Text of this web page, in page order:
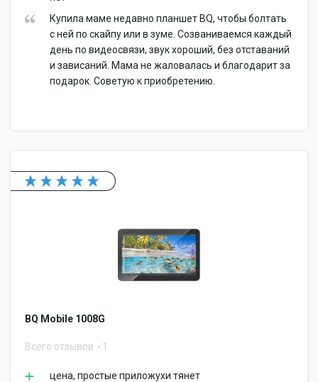
Купила маме недавно планшет BQ, чтобы болтать
с ней по скайпу или в зуме. Созваниваемся каждый
день по видеосвязи, звук хороший, без отставаний
и зависаний. Мама не жаловалась и благодарит за
подарок. Советую к приобретению.
BQ Mobile 1008G
Всего отзывов 1
цена, простые приложухи тянет